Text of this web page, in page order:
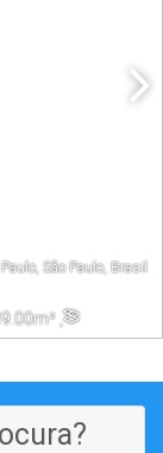
São Paulo, Brasil
.00m² ,